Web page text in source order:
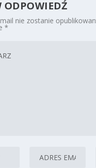
ODPOWIEDŹ
nie zostanie
*